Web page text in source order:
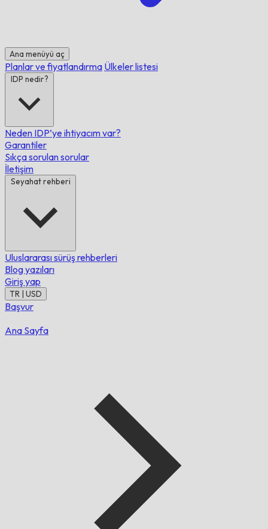
Ana menüyü aç
Planlar ve fiyatlandırma Ülkeler listesi
IDP nedir?
Neden IDP’ye ihtiyacım var?
Garantiler
Sıkça sorulan sorular
İletişim
Seyahat rehberi
Uluslararası sürüş rehberleri
Blog yazıları
Giriş yap
TR | USD
Başvur
Ana Sayfa